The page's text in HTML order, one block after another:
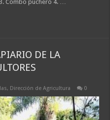
Combo puchero 4. …
DE LA
, Dirección de Agricultura 0